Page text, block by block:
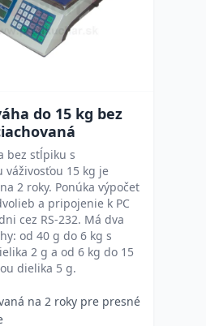
do 15 kg bez
bez stĺpiku s
váživosťou 15 kg je
2 roky. Ponúka výpočet
a pripojenie k PC
cez RS-232. Má dva
od 40 g do 6 kg s
2 g a od 6 kg do 15
dielika 5 g.
na 2 roky pre presné